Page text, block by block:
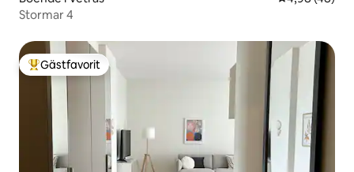
Stormar 4
Populär gästfavorit
Gästfavorit